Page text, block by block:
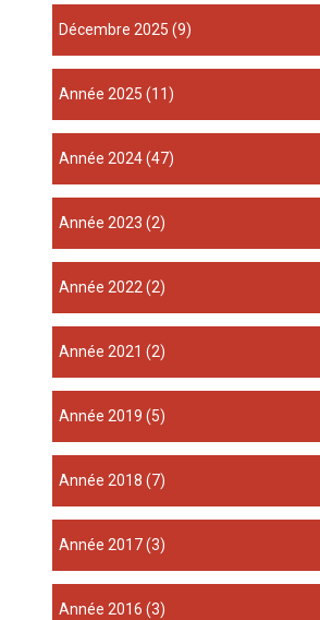
décembre 2025 (9)
année 2025 (11)
année 2024(47)
année 2023 (2)
année 2022 (2)
année 2021 (2)
année 2019 (5)
année 2018 (7)
année 2017(3)
année 2016 (3)